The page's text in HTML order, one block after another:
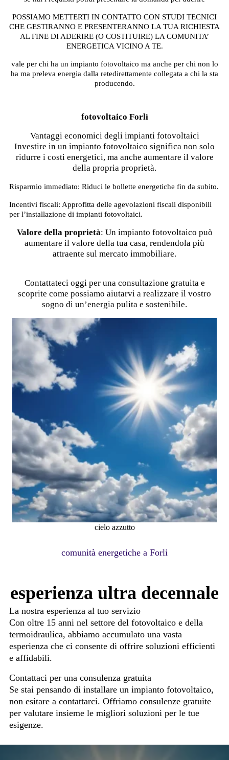
POSSIAMO METTERTI IN CONTATTO CON STUDI TECNICI
CHE GESTIRANNO E PRESENTERANNO LA TUA RICHIESTA
AL FINE DI ADERIRE (O COSTITUIRE) LA COMUNITA’
ENERGETICA VICINO A TE.
vale per chi ha un impianto fotovoltaico ma anche per chi non lo
ha ma preleva energia dalla retedirettamente collegata a chi la sta
producendo.
fotovoltaico Forlì
Vantaggi economici degli impianti fotovoltaici
Investire in un impianto fotovoltaico significa non solo
ridurre i costi energetici, ma anche aumentare il valore
della propria proprietà.
Risparmio immediato: Riduci le bollette energetiche fin da subito.
Incentivi fiscali: Approfitta delle agevolazioni fiscali disponibili
per l’installazione di impianti fotovoltaici.
Valore della proprietà: Un impianto fotovoltaico può
aumentare il valore della tua casa, rendendola più
attraente sul mercato immobiliare.
Contattateci oggi per una consultazione gratuita e
scoprite come possiamo aiutarvi a realizzare il vostro
sogno di un’energia pulita e sostenibile.
cielo azzutto
comunità energetiche a Forli
esperienza ultra decennale
La nostra esperienza al tuo servizio
Con oltre 15 anni nel settore del fotovoltaico e della
termoidraulica, abbiamo accumulato una vasta
esperienza che ci consente di offrire soluzioni efficienti
e affidabili.
Contattaci per una consulenza gratuita
Se stai pensando di installare un impianto fotovoltaico,
non esitare a contattarci. Offriamo consulenze gratuite
per valutare insieme le migliori soluzioni per le tue
esigenze.